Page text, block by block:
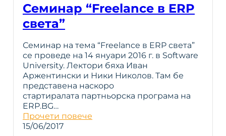
Семинар “Freelance в ERP
света”
Семинар на тема “Freelance в ERP света”
се проведе на 14 януари 2016 г. в Software
University. Лектори бяха Иван
Аржентински и Ники Николов. Там бе
представена наскоро
стартиралата партньорска програма на
ERP.BG…
Прочети повече
15/06/2017